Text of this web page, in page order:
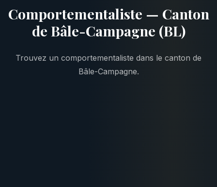
Comportementaliste — Canton
de Bâle-Campagne (BL)
Trouvez un comportementaliste dans le canton de
Bâle-Campagne.